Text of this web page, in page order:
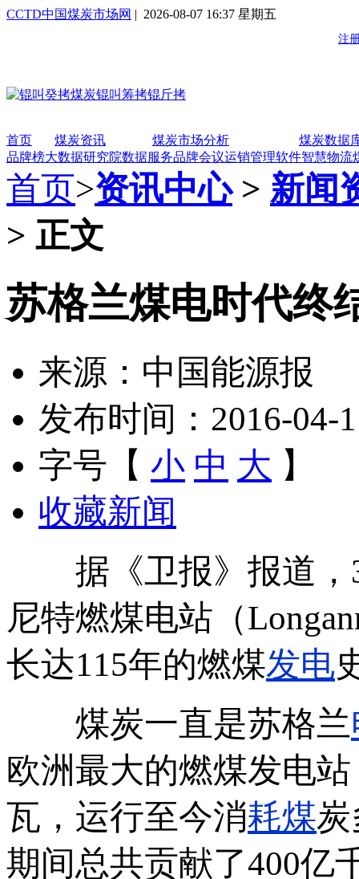
CCTD中国煤炭市场网 | 2026-08-07 16:37 星期五
首页 煤炭资讯 煤炭市场分析
煤炭数据
品牌榜大数据研究院数据服务品牌会议运销管理软件智慧物流
首页>资讯中心> 新闻
> 正文
苏格兰煤电时代终
来源：中国能源报
发布时间：2016-04-
字号【 小 中 大 】
收藏新闻
据《卫报》报道，3
尼特燃煤电站（
长达115年的燃煤发电
煤炭一直是苏格兰
欧洲最大的燃煤发电
瓦，运行至今消耗煤
期间总共贡献了400亿